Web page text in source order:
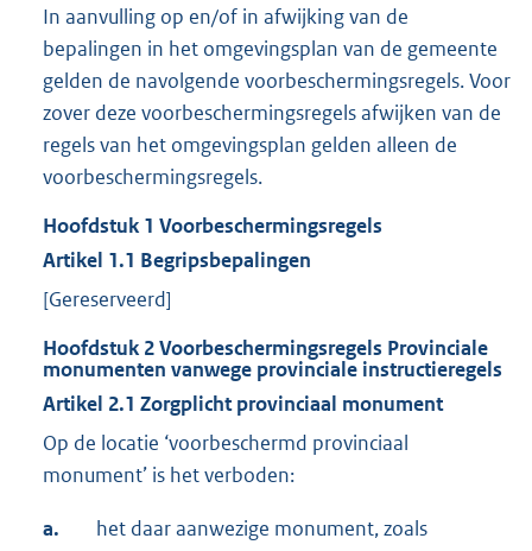
In aanvulling op en/of in afwijking van de
bepalingen in het omgevingsplan van de gemeente
gelden de navolgende voorbeschermingsregels. Voor
zover deze voorbeschermingsregels afwijken van de
regels van het omgevingsplan gelden alleen de
voorbeschermingsregels.
Hoofdstuk 1 Voorbeschermingsregels
Artikel 1.1 Begripsbepalingen
[Gereserveerd]
Hoofdstuk 2Voorbeschermingsregels Provinciale
monumenten vanwege provinciale instructieregels
Artikel 2.1 Zorgplicht provinciaal monument
Op de locatie ‘voorbeschermd provinciaal
monument’ is het verboden:
a.
het daar aanwezige monument, zoals